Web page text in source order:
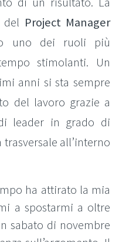
del Project Manager
uno dei ruoli più
stimolanti. Un
anni si sta sempre
del lavoro grazie a
leader in grado di
all’interno
ha attirato la mia
a spostarmi a oltre
sabato di novembre